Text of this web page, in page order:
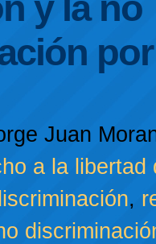
Juan
a la libertad
,